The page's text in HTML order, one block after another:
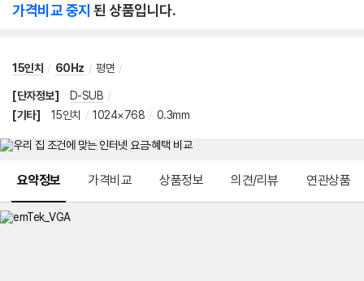
가격비교 중지 된 상품입니다.
15인치 / 60Hz / 평면 /
[단자정보] D-SUB /
[기타]
15인치 / 1024×768 / 0.3mm
요약정보 가격비교 상품정보 의견/리뷰 연관상품